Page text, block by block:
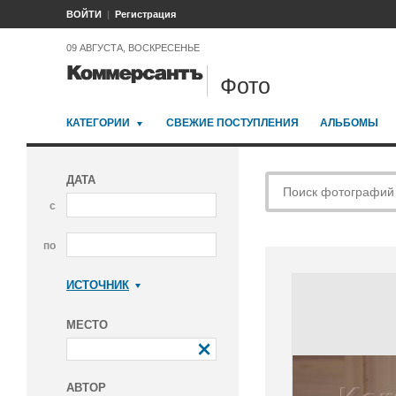
ВОЙТИ Регистрация
09 АВГУСТА, ВОСКРЕСЕНЬЕ
Фото
КАТЕГОРИИ СВЕЖИЕ ПОСТУПЛЕНИЯ АЛЬБОМЫ
ДАТА
с
по
ИСТОЧНИК
МЕСТО
АВТОР